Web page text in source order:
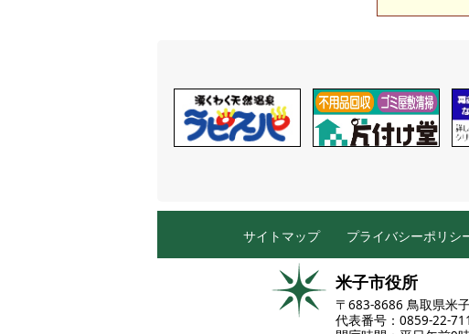
サイトマップ プライバシーポリシ
米子市役所
〒683-8686 鳥取県米
代表番号：0859-22-